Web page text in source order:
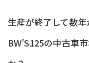
生産が終了して数
BW’S125の中古車